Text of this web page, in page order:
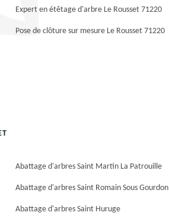
Expert en étêtage d'arbre Le Rousset 71220
Pose de clôture sur mesure Le Rousset 71220
Abattage d'arbres Saint Martin La Patrouille
Abattage d'arbres Saint Romain Sous Gourdon
Abattage d'arbres Saint Huruge